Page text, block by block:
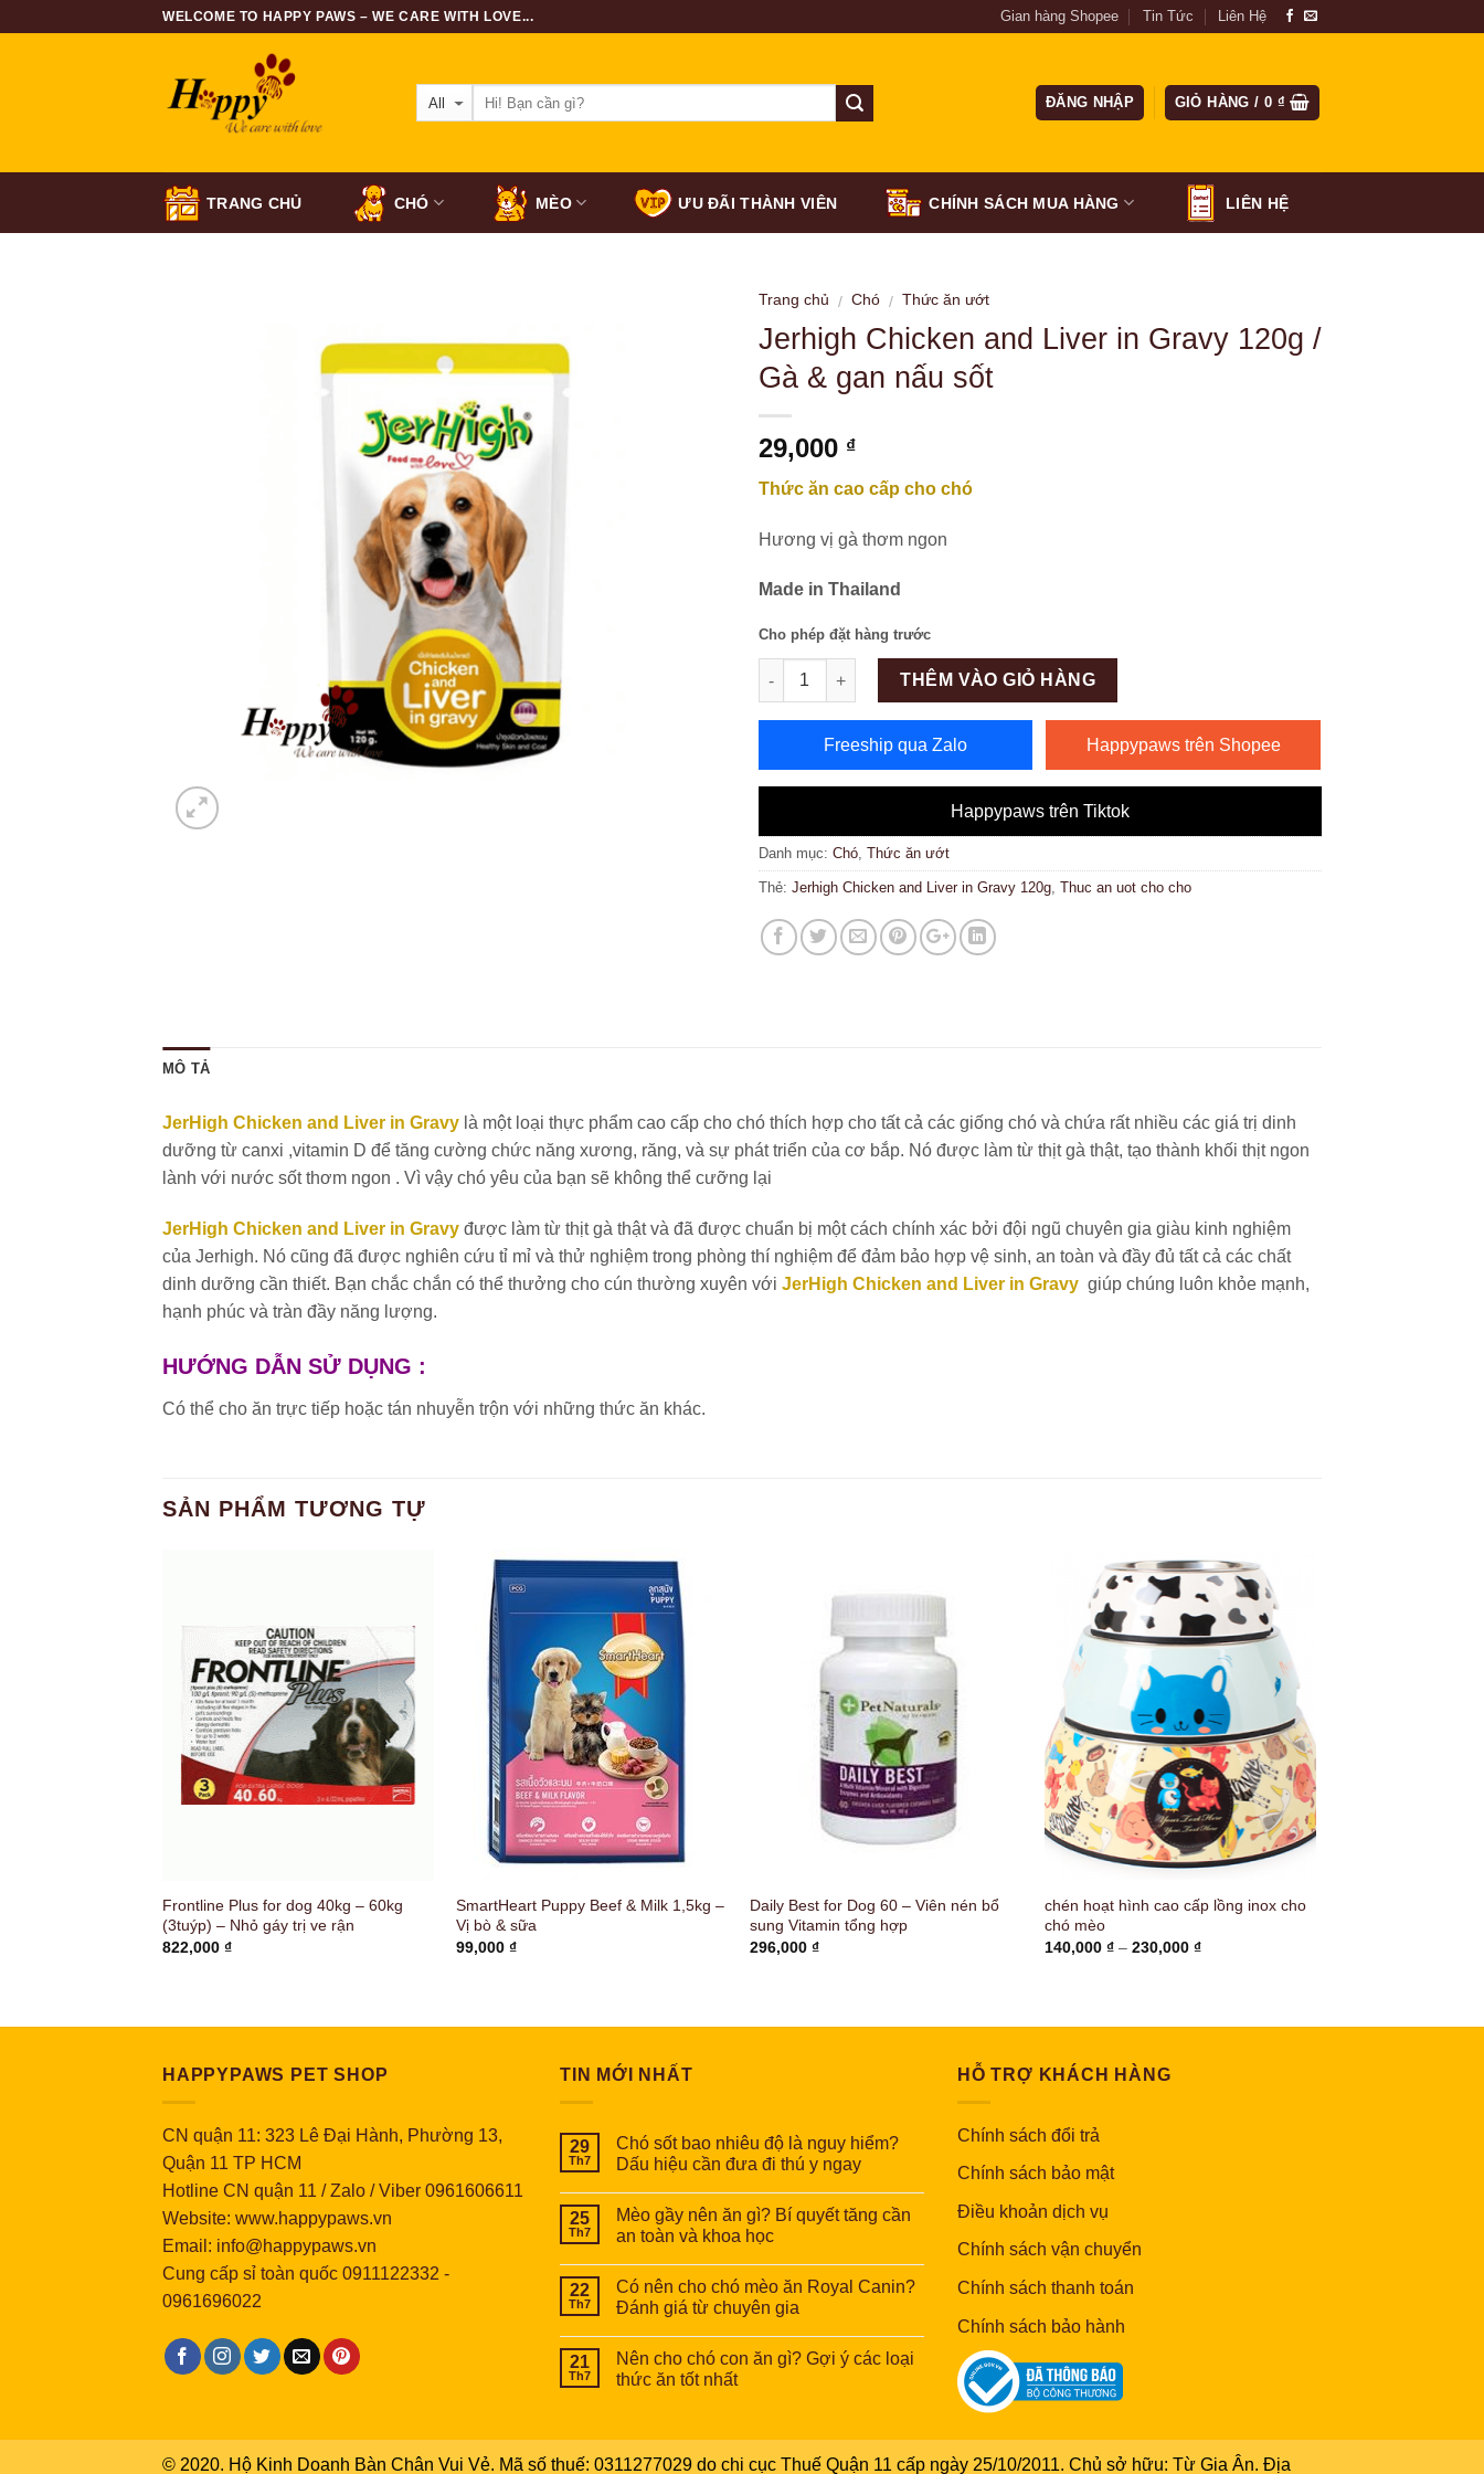
WELCOME TO HAPPY PAWS – WE CARE WITH LOVE... Gian hàng Shopee Tin Tức Liên Hệ
ĐĂNG NHẬP GIỎ HÀNG / 0 ₫
TRANG CHỦ CHÓ MÈO ƯU ĐÃI THÀNH VIÊN CHÍNH SÁCH MUA HÀNG LIÊN HỆ
Trang chủ / Chó / Thức ăn ướt
Jerhigh Chicken and Liver in Gravy 120g /
Gà & gan nấu sốt
29,000 ₫
Thức ăn cao cấp cho chó
Hương vị gà thơm ngon
Made in Thailand
Cho phép đặt hàng trước
Số lượng
THÊM VÀO GIỎ HÀNG
Freeship qua Zalo Happypaws trên Shopee
Happypaws trên Tiktok
Danh mục: Chó, Thức ăn ướt
Thẻ: Jerhigh Chicken and Liver in Gravy 120g, Thuc an uot cho cho
MÔ TẢ
JerHigh Chicken and Liver in Gravy là một loại thực phẩm cao cấp cho chó thích hợp cho tất cả các giống chó và chứa rất nhiều các giá trị dinh
dưỡng từ canxi ,vitamin D để tăng cường chức năng xương, răng, và sự phát triển của cơ bắp. Nó được làm từ thịt gà thật, tạo thành khối thịt ngon
lành với nước sốt thơm ngon . Vì vậy chó yêu của bạn sẽ không thể cưỡng lại
JerHigh Chicken and Liver in Gravy được làm từ thịt gà thật và đã được chuẩn bị một cách chính xác bởi đội ngũ chuyên gia giàu kinh nghiệm
của Jerhigh. Nó cũng đã được nghiên cứu tỉ mỉ và thử nghiệm trong phòng thí nghiệm để đảm bảo hợp vệ sinh, an toàn và đầy đủ tất cả các chất
dinh dưỡng cần thiết. Bạn chắc chắn có thể thưởng cho cún thường xuyên với JerHigh Chicken and Liver in Gravy giúp chúng luôn khỏe mạnh,
hạnh phúc và tràn đầy năng lượng.
HƯỚNG DẪN SỬ DỤNG :
Có thể cho ăn trực tiếp hoặc tán nhuyễn trộn với những thức ăn khác.
SẢN PHẨM TƯƠNG TỰ
Frontline Plus for dog 40kg – 60kg
(3tuýp) – Nhỏ gáy trị ve rận
822,000 ₫
SmartHeart Puppy Beef & Milk 1,5kg –
Vị bò & sữa
99,000₫
Daily Best for Dog 60 – Viên nén bổ
sung Vitamin tổng hợp
296,000₫
chén hoạt hình cao cấp lồng inox cho
chó mèo
140,000 ₫ – 230,000 ₫Khoảng
230,000 ₫
HAPPYPAWS PET SHOP
CN quận 11: 323 Lê Đại Hành, Phường 13,
Quận 11 TP HCM
Hotline CN quận 11 / Zalo / Viber 0961606611
Website: www.happypaws.vn
Email: info@happypaws.vn
Cung cấp sỉ toàn quốc 0911122332 -
0961696022
TIN MỚI NHẤT
29
Th7
Chó sốt bao nhiêu độ là nguy hiểm?
Dấu hiệu cần đưa đi thú y ngay
25
Th7
Mèo gầy nên ăn gì? Bí quyết tăng cần
an toàn và khoa học
22
Th7
Có nên cho chó mèo ăn Royal Canin?
Đánh giá từ chuyên gia
21
Th7
Nên cho chó con ăn gì? Gợi ý các loại
thức ăn tốt nhất
HỖ TRỢ KHÁCH HÀNG
Chính sách đổi trả
Chính sách bảo mật
Điều khoản dịch vụ
Chính sách vận chuyển
Chính sách thanh toán
Chính sách bảo hành
© 2020. Hộ Kinh Doanh Bàn Chân Vui Vẻ. Mã số thuế: 0311277029 do chi cục Thuế Quận 11 cấp ngày 25/10/2011. Chủ sở hữu: Từ Gia Ân. Địa